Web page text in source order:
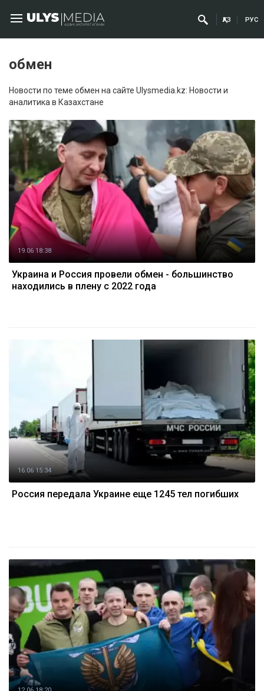
ҚАЗ РУС
обмен
Новости по теме обмен на сайте Ulysmedia.kz: Новости и
аналитика в Казахстане
19.06 18:38
Украина и Россия провели обмен - большинство
находились в плену с 2022 года
16.06 15:34
Россия передала Украине еще 1245 тел погибших